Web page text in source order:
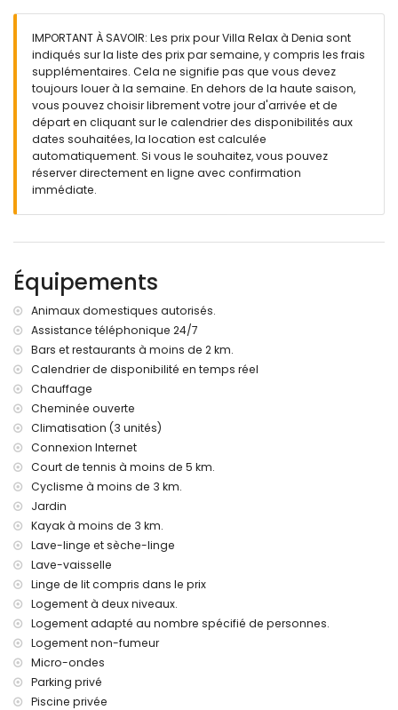
toilettes
Extérieur de la villa
terrain clos
piscine privée chauffée mesurant 8m x 4m
jardin avec pelouse et arbres et mobilier de jardin avec
transats
2 terrasses, dont 1 couverte
douche extérieure
espace salon extérieur et coin repas extérieur
place de parking couverte et place de parking privée
Informations supplémentaires
ville la plus proche : Denia (à moins de 3 kilomètres de la
berges ou rivage le plus proche dans un rayon de 3
kilomètres de la villa
plage la plus proche : Marineta Cassiana (à moins de 3
kilomètres de la villa)
port le plus proche : Denia (à moins de 4 kilomètres de la
villa)
aéroport le plus proche : Alicante (à moins de 100
kilomètres de la villa)
deuxième aéroport le plus proche : Valence (à moins de
100 kilomètres de la villa)
transports en commun à proximité : bus dans un rayon de 7
kilomètres et train dans un rayon de 4 kilomètres
animaux de compagnie autorisés
Le logement est particulièrement adapté aux familles avec
enfants
Équipements et services inclus dans le prix de la location de
la villa
internet (WiFi)
fer et planche à repasser
linge de lit et serviettes
service de réception et service d'urgence 24 heures sur 24
service de ménage hebdomadaire
Équipements et services en supplément
IMPORTANT À SAVOIR: Les prix pour Villa Relax à Denia sont
indiqués sur la liste des prix par semaine, y compris les frais
supplémentaires. Cela ne signifie pas que vous devez
toujours louer à la semaine. En dehors de la haute saison,
vous pouvez choisir librement votre jour d'arrivée et de
départ en cliquant sur le calendrier des disponibilités aux
dates souhaitées, la location est calculée
automatiquement. Si vous le souhaitez, vous pouvez
réserver directement en ligne avec confirmation
immédiate.
Équipements
Animaux domestiques autorisés.
Assistance téléphonique 24/7
Bars et restaurants à moins de 2 km.
Calendrier de disponibilité en temps réel
Chauffage
Cheminée ouverte
Climatisation (3 unités)
Connexion Internet
Court de tennis à moins de 5 km.
Cyclisme à moins de 3 km.
Jardin
Kayak à moins de 3 km.
Lave-linge et sèche-linge
Lave-vaisselle
Linge de lit compris dans le prix
Logement à deux niveaux.
Logement adapté au nombre spécifié de personnes.
Logement non-fumeur
Micro-ondes
Parking privé
Piscine privée